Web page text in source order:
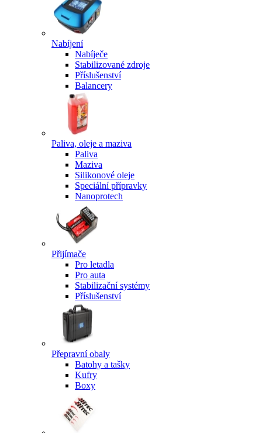
Nabíjení
Nabíječe
Stabilizované zdroje
Příslušenství
Balancery
Paliva, oleje a maziva
Paliva
Maziva
Silikonové oleje
Speciální přípravky
Nanoprotech
Přijímače
Pro letadla
Pro auta
Stabilizační systémy
Příslušenství
Přepravní obaly
Batohy a tašky
Kufry
Boxy